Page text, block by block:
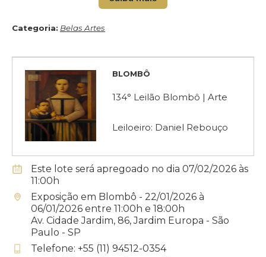
Categoria: Belas Artes
BLOMBÔ
134° Leilão Blombô | Arte
Leiloeiro: Daniel Rebouço
Este lote será apregoado no dia 07/02/2026 às
11:00h
Exposição em Blombô - 22/01/2026 à
06/01/2026 entre 11:00h e 18:00h
Av. Cidade Jardim, 86, Jardim Europa - São
Paulo - SP
Telefone: +55 (11) 94512-0354